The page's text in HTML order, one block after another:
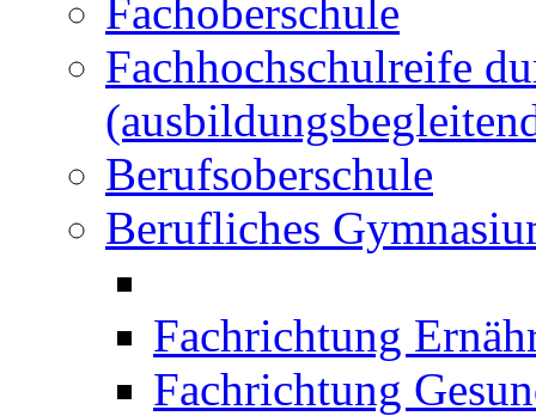
Fachoberschule
Fachhochschulreife
Berufsoberschule
Berufliches
Fachrichtung
Fachrichtung